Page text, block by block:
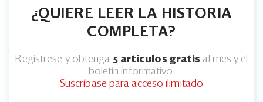
¿QUIERE LEER LA HISTORIA
COMPLETA?
Regístrese y obtenga 5 artículos gratis al mes y el
boletín informativo.
Suscríbase para acceso ilimitado